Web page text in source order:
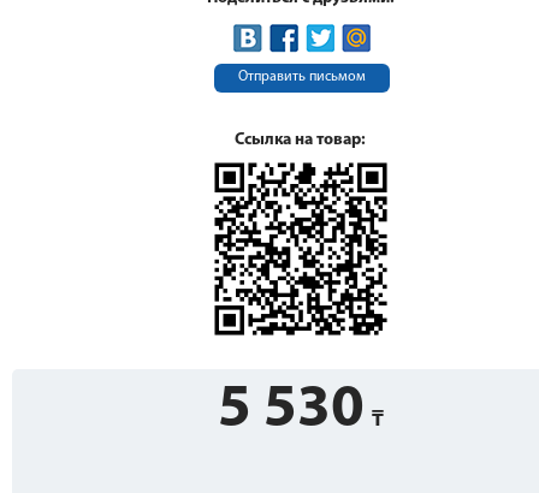
Отправить письмом
Ссылка на товар:
5 530